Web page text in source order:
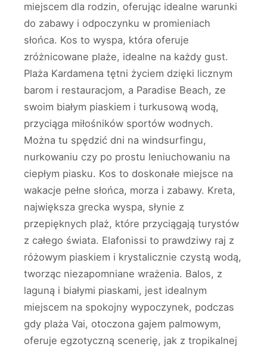
miejscem dla rodzin, oferując idealne warunki
do zabawy i odpoczynku w promieniach
słońca. Kos to wyspa, która oferuje
zróżnicowane plaże, idealne na każdy gust.
Plaża Kardamena tętni życiem dzięki licznym
barom i restauracjom, a Paradise Beach, ze
swoim białym piaskiem i turkusową wodą,
przyciąga miłośników sportów wodnych.
Można tu spędzić dni na windsurfingu,
nurkowaniu czy po prostu leniuchowaniu na
ciepłym piasku. Kos to doskonałe miejsce na
wakacje pełne słońca, morza i zabawy. Kreta,
największa grecka wyspa, słynie z
przepięknych plaż, które przyciągają turystów
z całego świata. Elafonissi to prawdziwy raj z
różowym piaskiem i krystalicznie czystą wodą,
tworząc niezapomniane wrażenia. Balos, z
laguną i białymi piaskami, jest idealnym
miejscem na spokojny wypoczynek, podczas
gdy plaża Vai, otoczona gajem palmowym,
oferuje egzotyczną scenerię, jak z tropikalnej